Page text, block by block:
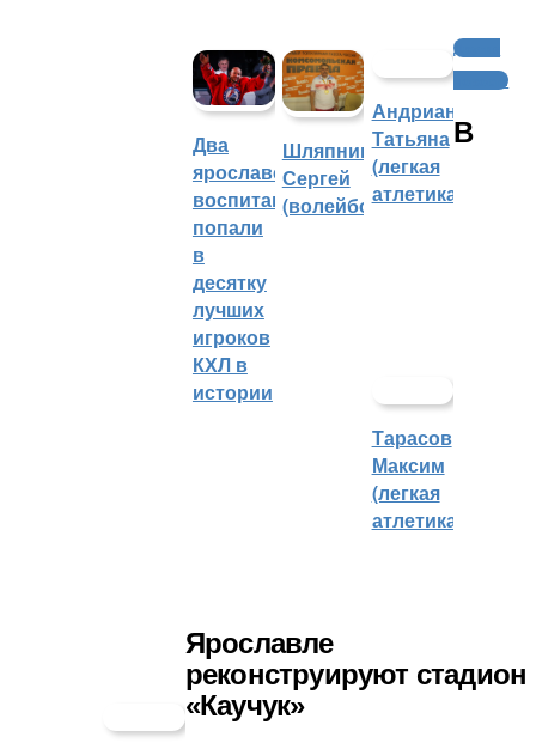
Два
ярославских
воспитанника
попали
в
десятку
лучших
игроков
КХЛ в
истории
Шляпников
Сергей
(волейбол)
Андрианова
Татьяна
(легкая
атлетика)
Тарасов
Максим
(легкая
атлетика)
Другие
новости
В
Ярославле
реконструируют стадион
«Каучук»